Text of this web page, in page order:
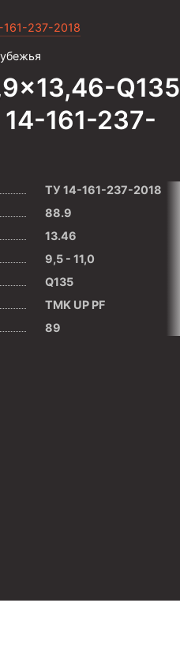
237-2018
Q135
14-161-237-
ТУ 14-161-237-2018
88.9
13.46
9,5 - 11,0
Q135
TMK UP PF
89